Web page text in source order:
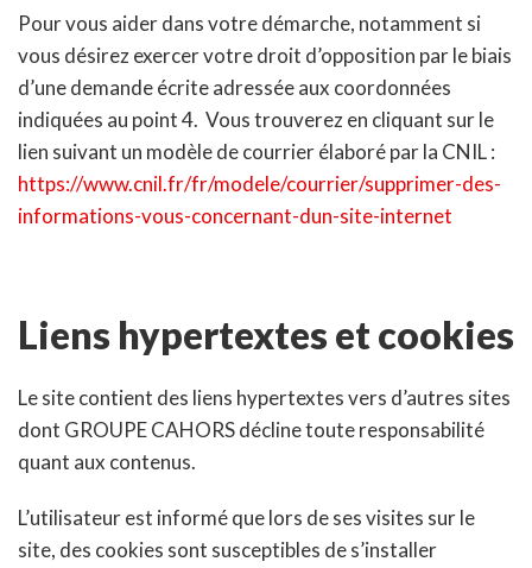
Pour vous aider dans votre démarche, notamment si
vous désirez exercer votre droit d’opposition par le biais
d’une demande écrite adressée aux coordonnées
indiquées au point 4. Vous trouverez en cliquant sur le
lien suivant un modèle de courrier élaboré par la CNIL :
https://www.cnil.fr/fr/modele/courrier/supprimer-des-
informations-vous-concernant-dun-site-internet
Liens hypertextes et cookies
Le site contient des liens hypertextes vers d’autres sites
dont GROUPE CAHORS décline toute responsabilité
quant aux contenus.
L’utilisateur est informé que lors de ses visites sur le
site, des cookies sont susceptibles de s’installer